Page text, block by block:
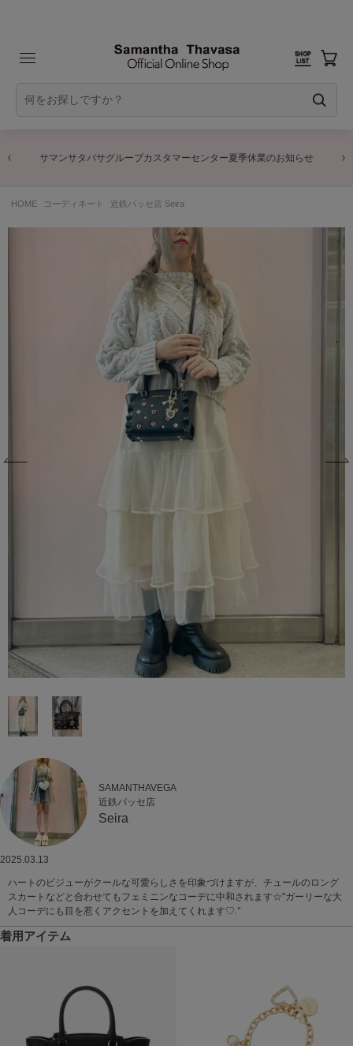
サマンサタバサグループカスタマーセンター夏季休業のお知らせ
HOME コーディネート 近鉄パッセ店 Seira
SAMANTHAVEGA
近鉄パッセ店
Seira
2025.03.13
ハートのビジューがクールな可愛らしさを印象づけますが、チュールのロング
スカートなどと合わせてもフェミニンなコーデに中和されます☆"ガーリーな大
人コーデにも目を惹くアクセントを加えてくれます♡.°
着用アイテム